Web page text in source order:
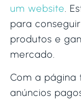
um website.
para
produtos e
mercado.
Com a página
anúncios